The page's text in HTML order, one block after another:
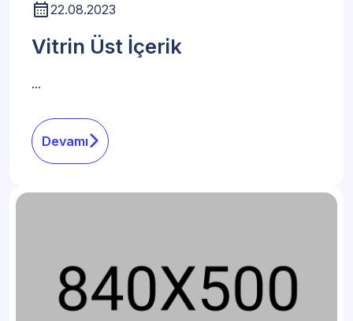
22.08.2023
Vitrin Üst İçerik
...
Devamı